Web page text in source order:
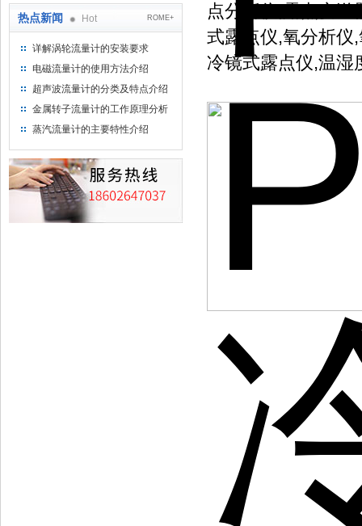
热点新闻 Hot ROME+
详解涡轮流量计的安装要求
电磁流量计的使用方法介绍
超声波流量计的分类及特点介绍
金属转子流量计的工作原理分析
蒸汽流量计的主要特性介绍
点分析仪,露点变送
式露点仪,氧分析仪
冷镜式露点仪,温湿